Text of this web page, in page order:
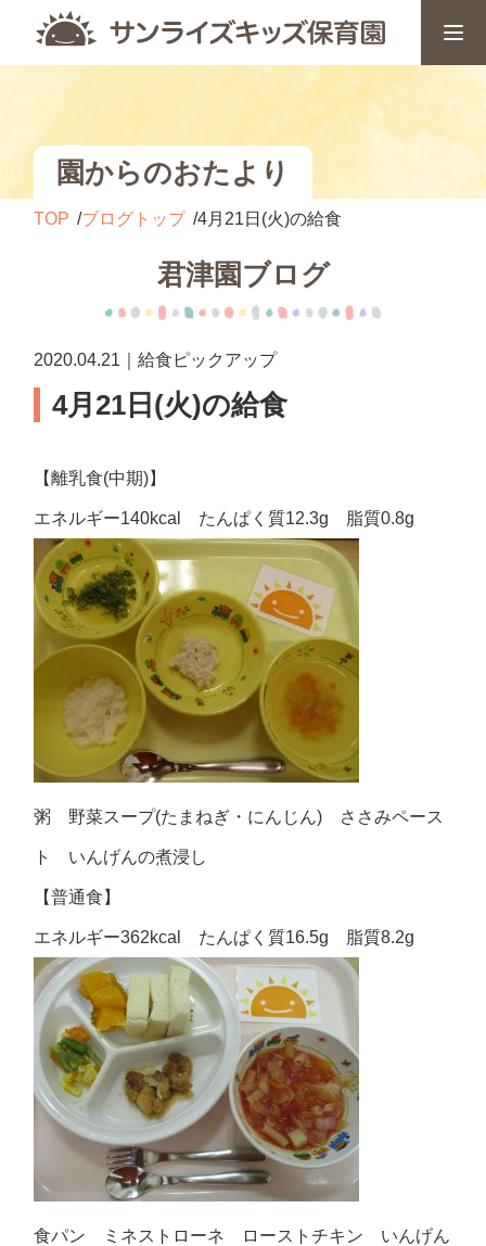
園からのおたより
TOP ブログトップ 4月21日(火)の給食
君津園ブログ
2020.04.21｜給食ピックアップ
4月21日(火)の給食
【離乳食(中期)】
エネルギー140kcal たんぱく質12.3g 脂質0.8g
粥 野菜スープ(たまねぎ・にんじん) ささみペース
ト いんげんの煮浸し
【普通食】
エネルギー362kcal たんぱく質16.5g 脂質8.2g
食パン ミネストローネ ローストチキン いんげん